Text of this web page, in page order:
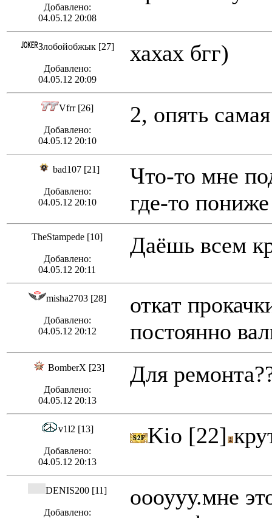
Добавлено:
04.05.12 20:08
Злобойобжык [27]
Добавлено:
04.05.12 20:09
хахах бгг)
Vfrr [26]
Добавлено:
04.05.12 20:10
2, опять
bad107 [21]
Добавлено:
04.05.12 20:10
Что-то мне
где-то
TheStampede [10]
Добавлено:
04.05.12 20:11
Даёшь всем
misha2703 [28]
Добавлено:
04.05.12 20:12
откат
постоянно
BomberX [23]
Добавлено:
04.05.12 20:13
Для
v1l2 [13]
Добавлено:
04.05.12 20:13
Kio [22]
DENIS200 [11]
Добавлено:
оооууу.мне